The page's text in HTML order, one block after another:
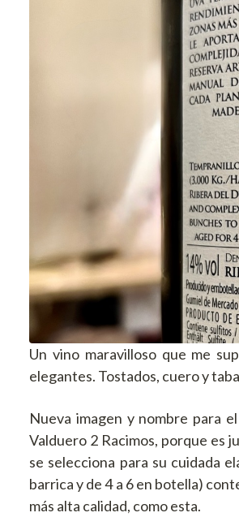
Un vino maravilloso que me
elegantes. Tostados, cuero y
Nueva imagen y nombre para
Valduero 2 Racimos, porque es
se selecciona para su cuidada
barrica y de 4 a 6 en botella)
más alta calidad, como esta.